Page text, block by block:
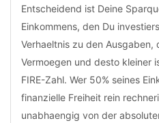
Entscheidend ist Deine
Einkommens, den Du
Verhaeltnis zu den
Vermoegen und desto kleiner
FIRE-Zahl. Wer 50% seines
finanzielle Freiheit rein
unabhaengig von der